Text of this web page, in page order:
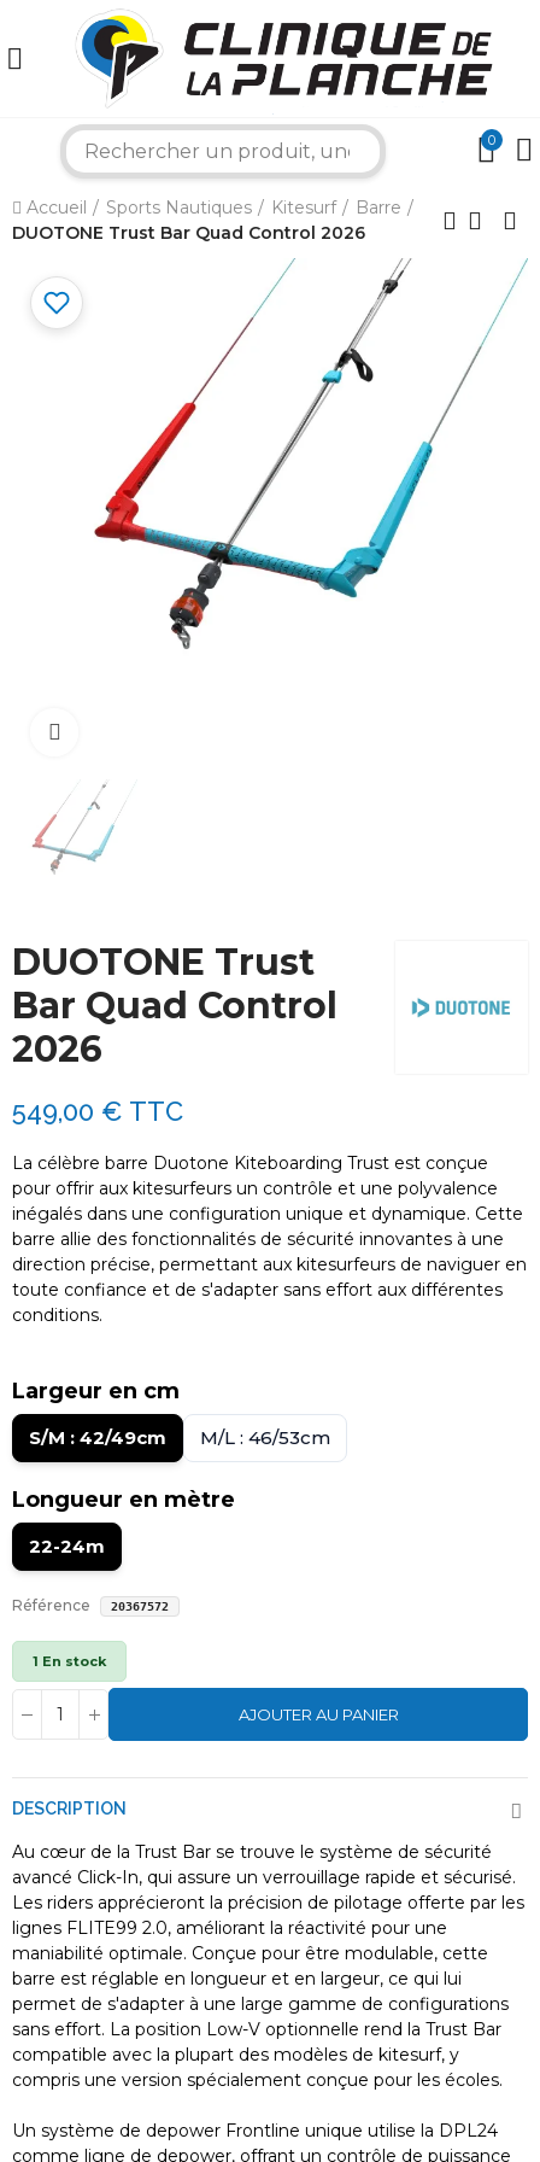
0
Accueil Sports Nautiques Kitesurf
Barre
DUOTONE Trust Bar Quad Control 2026
DUOTONE Trust
Bar Quad Control
2026
549,00 € TTC
La célèbre barre Duotone Kiteboarding Trust est conçue
pour offrir aux kitesurfeurs un contrôle et une polyvalence
inégalés dans une configuration unique et dynamique. Cette
barre allie des fonctionnalités de sécurité innovantes à une
direction précise, permettant aux kitesurfeurs de naviguer en
toute confiance et de s'adapter sans effort aux différentes
conditions.
Largeur en cm
S/M : 42/49cm M/L : 46/53cm
Longueur en mètre
22-24m
Référence 20367572
1 En stock
AJOUTER AU PANIER
DESCRIPTION
Au cœur de la Trust Bar se trouve le système de sécurité
avancé Click-In, qui assure un verrouillage rapide et sécurisé.
Les riders apprécieront la précision de pilotage offerte par les
lignes FLITE99 2.0, améliorant la réactivité pour une
maniabilité optimale. Conçue pour être modulable, cette
barre est réglable en longueur et en largeur, ce qui lui
permet de s'adapter à une large gamme de configurations
sans effort. La position Low-V optionnelle rend la Trust Bar
compatible avec la plupart des modèles de kitesurf, y
compris une version spécialement conçue pour les écoles.
Un système de depower Frontline unique utilise la DPL24
comme ligne de depower, offrant un contrôle de puissance
Bonjour ! Je suis votre expert nautique.
Comment puis-je vous aider aujourd'hui ?